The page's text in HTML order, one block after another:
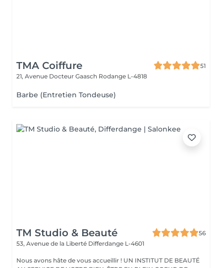
TMA Coiffure
51
21, Avenue Docteur Gaasch Rodange L-4818
Barbe (Entretien Tondeuse)
TM Studio & Beauté
56
53, Avenue de la Liberté Differdange L-4601
Nous avons hâte de vous accueillir ! UN INSTITUT DE BEAUTÉ